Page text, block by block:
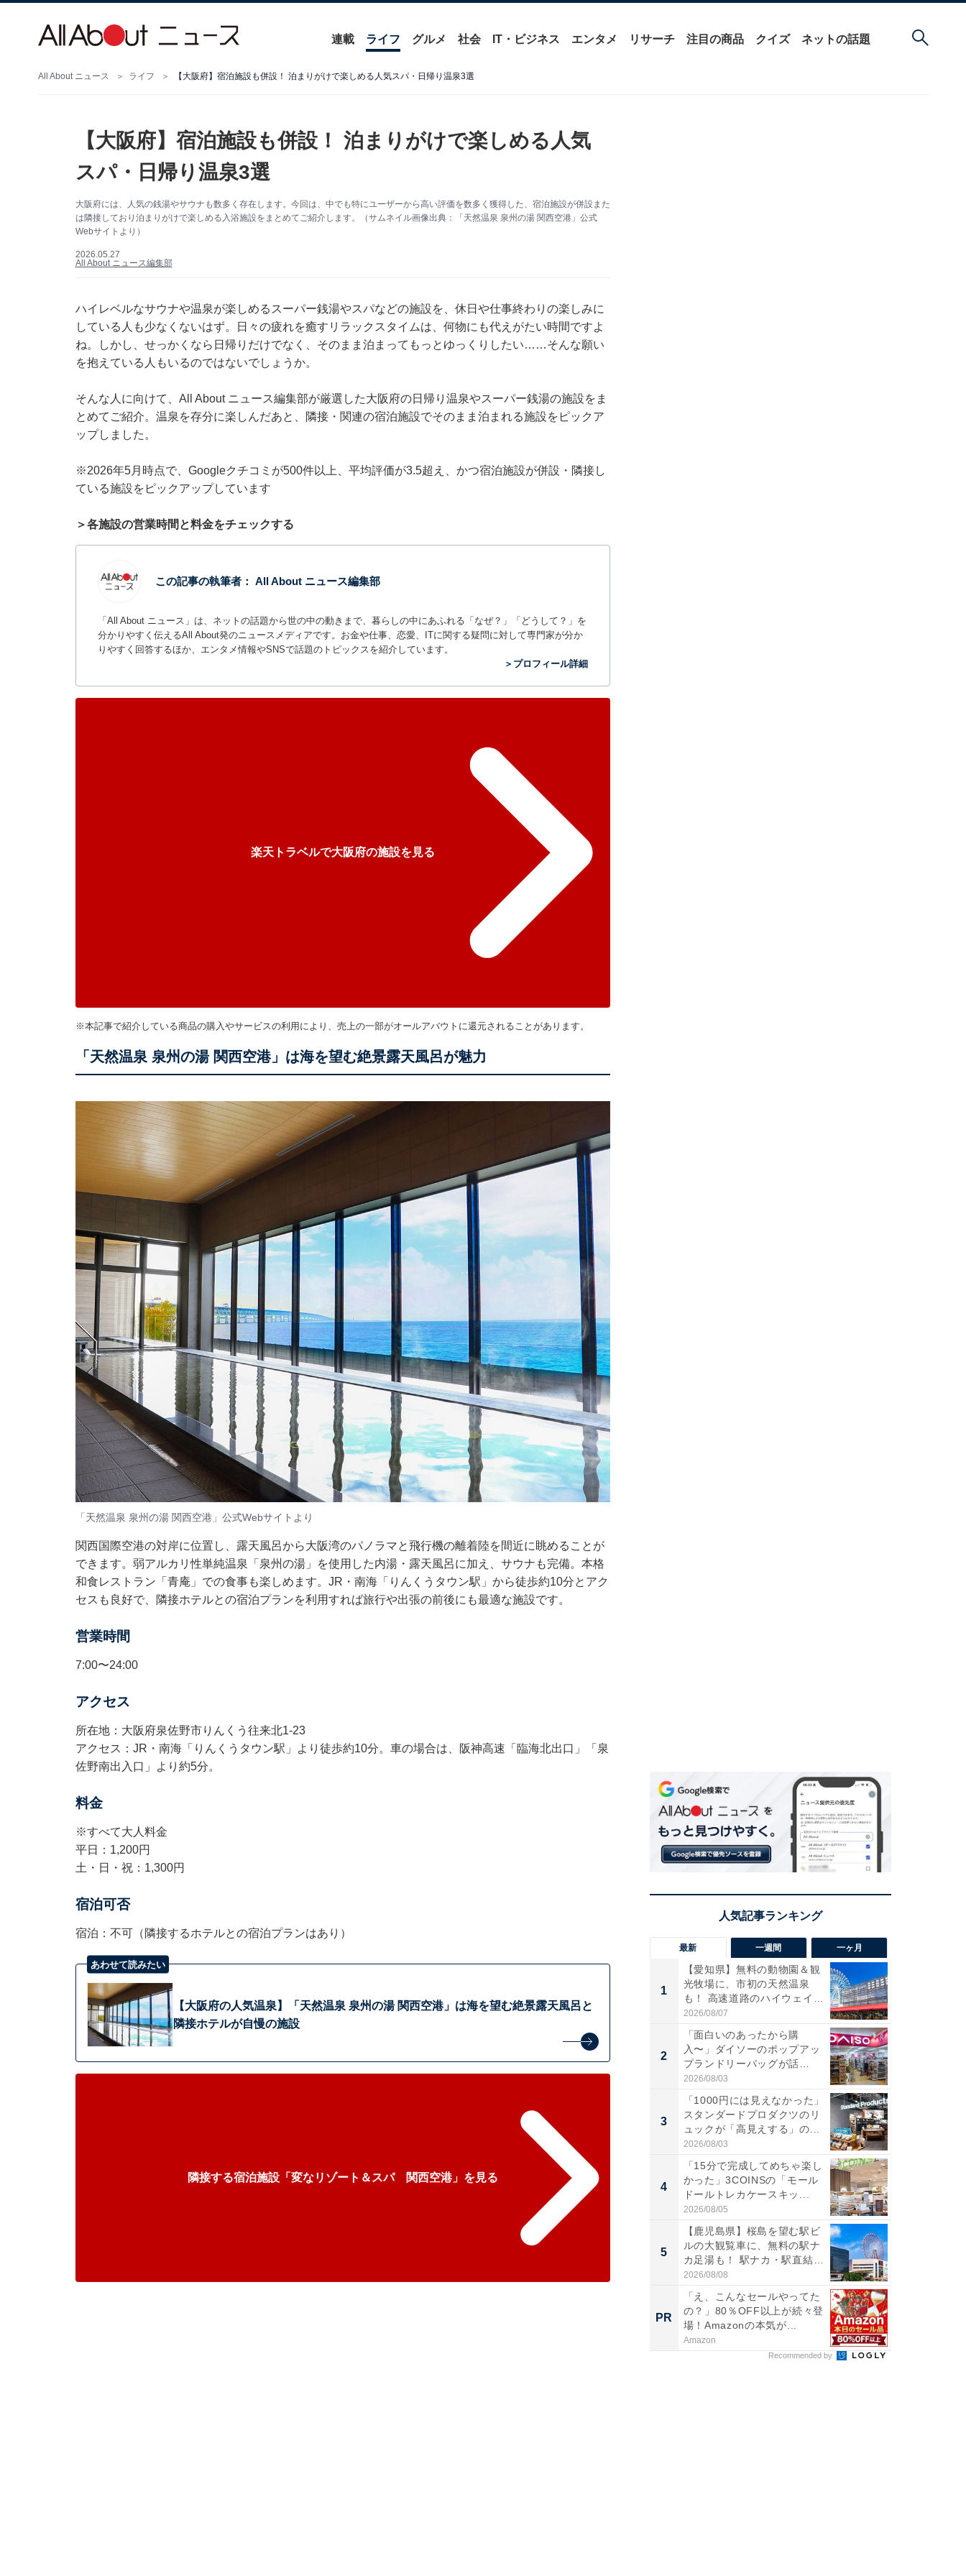
連載 ライフ グルメ 社会 IT・ビジネス エンタメ リサーチ 注目の商品 クイズ ネットの話題
All About ニュース ライフ 【大阪府】宿泊施設も併設！ 泊まりがけで楽しめる人気スパ・日帰り温泉3選
【大阪府】宿泊施設も併設！ 泊まりがけで楽しめる人気
スパ・日帰り温泉3選
大阪府には、人気の銭湯やサウナも数多く存在します。今回は、中でも特にユーザーから高い評価を数多く獲得した、宿泊施設が併設また
は隣接しており泊まりがけで楽しめる入浴施設をまとめてご紹介します。（サムネイル画像出典：「天然温泉 泉州の湯 関西空港」公式
Webサイトより）
2026.05.27
All About ニュース編集部
ハイレベルなサウナや温泉が楽しめるスーパー銭湯やスパなどの施設を、休日や仕事終わりの楽しみに
している人も少なくないはず。日々の疲れを癒すリラックスタイムは、何物にも代えがたい時間ですよ
ね。しかし、せっかくなら日帰りだけでなく、そのまま泊まってもっとゆっくりしたい……そんな願い
を抱えている人もいるのではないでしょうか。
そんな人に向けて、All About ニュース編集部が厳選した大阪府の日帰り温泉やスーパー銭湯の施設をま
とめてご紹介。温泉を存分に楽しんだあと、隣接・関連の宿泊施設でそのまま泊まれる施設をピックア
ップしました。
※2026年5月時点で、Googleクチコミが500件以上、平均評価が3.5超え、かつ宿泊施設が併設・隣接し
ている施設をピックアップしています
＞各施設の営業時間と料金をチェックする
この記事の執筆者： All About ニュース編集部
「All About ニュース」は、ネットの話題から世の中の動きまで、暮らしの中にあふれる「なぜ？」「どうして？」を
分かりやすく伝えるAll About発のニュースメディアです。お金や仕事、恋愛、ITに関する疑問に対して専門家が分か
りやすく回答するほか、エンタメ情報やSNSで話題のトピックスを紹介しています。
＞プロフィール詳細
楽天トラベルで大阪府の施設を見る
※本記事で紹介している商品の購入やサービスの利用により、売上の一部がオールアバウトに還元されることがあります。
「天然温泉 泉州の湯 関西空港」は海を望む絶景露天風呂が魅力
「天然温泉 泉州の湯 関西空港」公式Webサイトより
関西国際空港の対岸に位置し、露天風呂から大阪湾のパノラマと飛行機の離着陸を間近に眺めることが
できます。弱アルカリ性単純温泉「泉州の湯」を使用した内湯・露天風呂に加え、サウナも完備。本格
和食レストラン「青庵」での食事も楽しめます。JR・南海「りんくうタウン駅」から徒歩約10分とアク
セスも良好で、隣接ホテルとの宿泊プランを利用すれば旅行や出張の前後にも最適な施設です。
営業時間
7:00〜24:00
アクセス
所在地：大阪府泉佐野市りんくう往来北1-23
アクセス：JR・南海「りんくうタウン駅」より徒歩約10分。車の場合は、阪神高速「臨海北出口」「泉
佐野南出入口」より約5分。
料金
※すべて大人料金
平日：1,200円
土・日・祝：1,300円
宿泊可否
宿泊：不可（隣接するホテルとの宿泊プランはあり）
あわせて読みたい
【大阪府の人気温泉】「天然温泉 泉州の湯 関西空港」は海を望む絶景露天風呂と
隣接ホテルが自慢の施設
隣接する宿泊施設「変なリゾート＆スパ 関西空港」を見る
最新 一週間 一ヶ月
1
【愛知県】無料の動物園＆観
光牧場に、市初の天然温泉
も！ 高速道路のハイウェイオ
ア...
2026/08/07
2
「面白いのあったから購
入〜」ダイソーのポップアッ
プランドリーバッグが話
題。“さま...
2026/08/03
3
「1000円には見えなかった」
スタンダードプロダクツのリ
ュックが「高見えする」の...
2026/08/03
4
「15分で完成してめちゃ楽し
かった」3COINSの「モール
ドールトレカケースキッ...
2026/08/05
5
【鹿児島県】桜島を望む駅ビ
ルの大観覧車に、無料の駅ナ
カ足湯も！ 駅ナカ・駅直結
ス...
2026/08/08
PR
「え、こんなセールやってた
の？」80％OFF以上が続々登
場！Amazonの本気が...
Amazon
Recommended by